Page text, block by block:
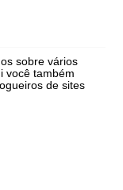
sobre vários
você também
de sites